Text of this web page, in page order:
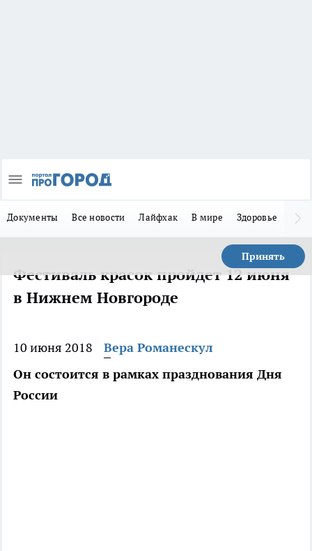
Документы Все новости Лайфхак В мире Здоровье
Принять
Фестиваль красок пройдет 12 июня
в Нижнем Новгороде
10 июня 2018
Вера Романескул
Он состоится в рамках празднования Дня
России